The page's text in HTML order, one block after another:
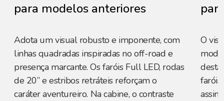
para modelos anteriores
Adota um visual robusto e imponente, com
linhas quadradas inspiradas no off-road e
presença marcante. Os faróis Full LED, rodas
de 20” e estribos retráteis reforçam o
caráter aventureiro. Na cabine, o contraste
O
faróis